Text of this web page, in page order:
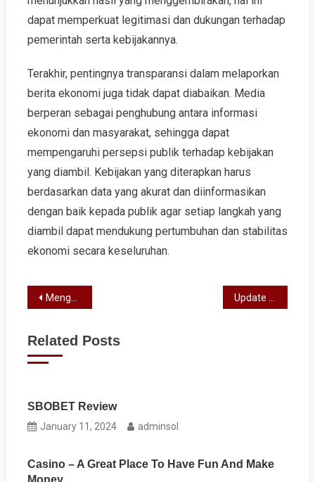
dapat memperkuat legitimasi dan dukungan terhadap
pemerintah serta kebijakannya.
Terakhir, pentingnya transparansi dalam melaporkan
berita ekonomi juga tidak dapat diabaikan. Media
berperan sebagai penghubung antara informasi
ekonomi dan masyarakat, sehingga dapat
mempengaruhi persepsi publik terhadap kebijakan
yang diambil. Kebijakan yang diterapkan harus
berdasarkan data yang akurat dan diinformasikan
dengan baik kepada publik agar setiap langkah yang
diambil dapat mendukung pertumbuhan dan stabilitas
ekonomi secara keseluruhan.
Post
Mengungkap Peluang: Ide Bisnis Global yang Bisa Anda Coba!
Related Posts
SBOBET Review
January 11, 2024 adminsol
Casino – A Great Place To Have Fun And Make
Money